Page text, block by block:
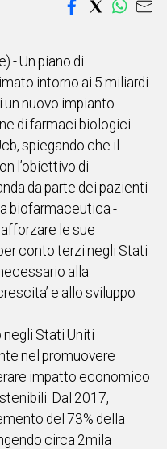
- Un piano di
intorno ai 5 miliardi
un nuovo impianto
di farmaci biologici
spiegando che il
l’obiettivo di
da parte dei pazienti
biofarmaceutica -
le sue
conto terzi negli Stati
alla
e allo sviluppo
Stati Uniti
nel promuovere
impatto economico
Dal 2017,
del 73% della
circa 2mila